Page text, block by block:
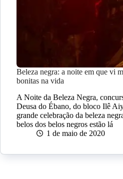
Beleza negra: a noite em que vi
bonitas na vida
A Noite da Beleza Negra,
Deusa do Ébano, do bloco Ilê
grande celebração da beleza
belos dos belos negros estão lá
1 de maio de 2020